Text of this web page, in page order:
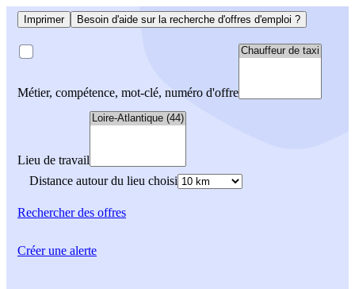
Imprimer Besoin d'aide sur la recherche d'offres d'emploi ?
Métier, compétence, mot-clé, numéro d'offre
Lieu de travail
Distance autour du lieu choisi
Rechercherdes offres
Créer une alerte